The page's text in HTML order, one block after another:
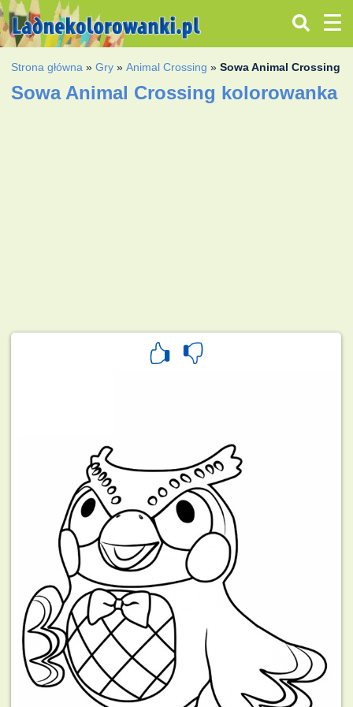
Strona główna »Gry »Animal Crossing »Sowa Animal Crossing
Sowa Animal Crossing kolorowanka